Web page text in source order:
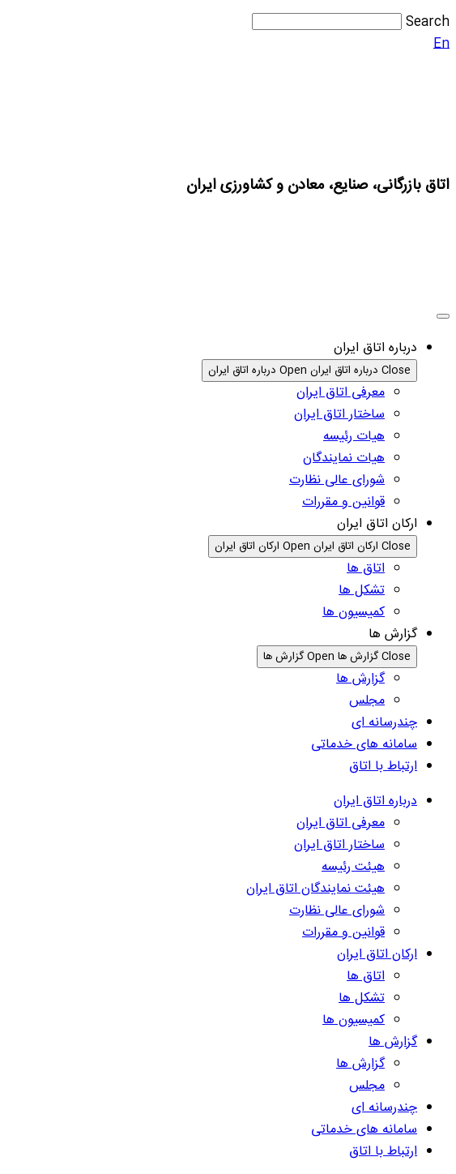
Search
En
اتاق بازرگانی، صنایع، معادن و کشاورزی ایران
درباره اتاق ایران
Close درباره اتاق ایران Open درباره اتاق ایران
معرفی اتاق ایران
ساختار اتاق ایران
هیات رئیسه
هیات نمایندگان
شورای عالی نظارت
قوانین و مقررات
ارکان اتاق ایران
Close ارکان اتاق ایران Open ارکان اتاق ایران
اتاق ها
تشکل ها
کمیسیون ها
گزارش ها
Close گزارش ها Open گزارش ها
گزارش ها
مجلس
چندرسانه ای
سامانه های خدماتی
ارتباط با اتاق
درباره اتاق ایران
معرفی اتاق ایران
ساختار اتاق ایران
هیئت رئیسه
هیئت نمایندگان اتاق ایران
شورای عالی نظارت
قوانین و مقررات
ارکان اتاق ایران
اتاق ها
تشکل ها
کمیسیون ها
گزارش ها
گزارش ها
مجلس
چندرسانه ای
سامانه های خدماتی
ارتباط با اتاق